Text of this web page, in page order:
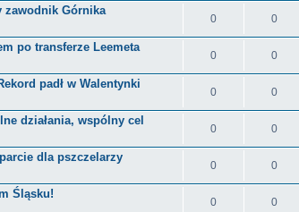
zawodnik Górnika
0 0
po transferze Leemeta
0 0
padł w Walentynki
0 0
działania, wspólny cel
0 0
dla pszczelarzy
0 0
Śląsku!
0 0